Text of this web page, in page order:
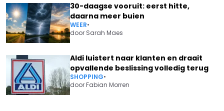
30-daagse vooruit: eerst hitte,
daarna meer buien
WEER•
door Sarah Maes
Aldi luistert naar klanten en draait
opvallende beslissing volledig terug
SHOPPING•
doorFabian Morren